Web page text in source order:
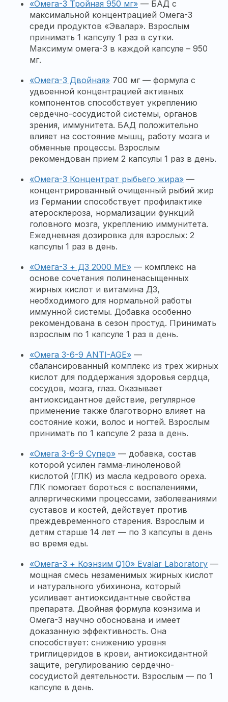
«Омега-3 Тройная 950 мг» — БАД с
максимальной концентрацией Омега-3
среди продуктов «Эвалар». Взрослым
принимать 1 капсулу 1 раз в сутки.
Максимум омега-3 в каждой капсуле – 950
мг.
«Омега-3 Двойная» 700 мг — формула с
удвоенной концентрацией активных
компонентов способствует укреплению
сердечно-сосудистой системы, органов
зрения, иммунитета. БАД положительно
влияет на состояние мышц, работу мозга и
обменные процессы. Взрослым
рекомендован прием 2 капсулы 1 раз в день.
«Омега-3 Концентрат рыбьего жира» —
концентрированный очищенный рыбий жир
из Германии способствует профилактике
атеросклероза, нормализации функций
головного мозга, укреплению иммунитета.
Ежедневная дозировка для взрослых: 2
капсулы 1 раз в день.
«Омега-3 + Д3 2000 МЕ» — комплекс на
основе сочетания полиненасыщенных
жирных кислот и витамина Д3,
необходимого для нормальной работы
иммунной системы. Добавка особенно
рекомендована в сезон простуд. Принимать
взрослым по 1 капсуле 1 раз в день.
«Омега 3-6-9 ANTI-AGE» —
сбалансированный комплекс из трех жирных
кислот для поддержания здоровья сердца,
сосудов, мозга, глаз. Оказывает
антиоксидантное действие, регулярное
применение также благотворно влияет на
состояние кожи, волос и ногтей. Взрослым
принимать по 1 капсуле 2 раза в день.
«Омега 3-6-9 Супер» — добавка, состав
которой усилен гамма-линоленовой
кислотой (ГЛК) из масла кедрового ореха.
ГЛК помогает бороться с воспалениями,
аллергическими процессами, заболеваниями
суставов и костей, действует против
преждевременного старения. Взрослым и
детям старше 14 лет — по 3 капсулы в день
во время еды.
«Омега-3 + Коэнзим Q10» Evalar Laboratory —
мощная смесь незаменимых жирных кислот
и натурального убихинона, который
усиливает антиоксидантные свойства
препарата. Двойная формула коэнзима и
Омега-3 научно обоснована и имеет
доказанную эффективность. Она
способствует: снижению уровня
триглицеридов в крови, антиоксидантной
защите, регулированию сердечно-
сосудистой деятельности. Взрослым — по 1
капсуле в день.